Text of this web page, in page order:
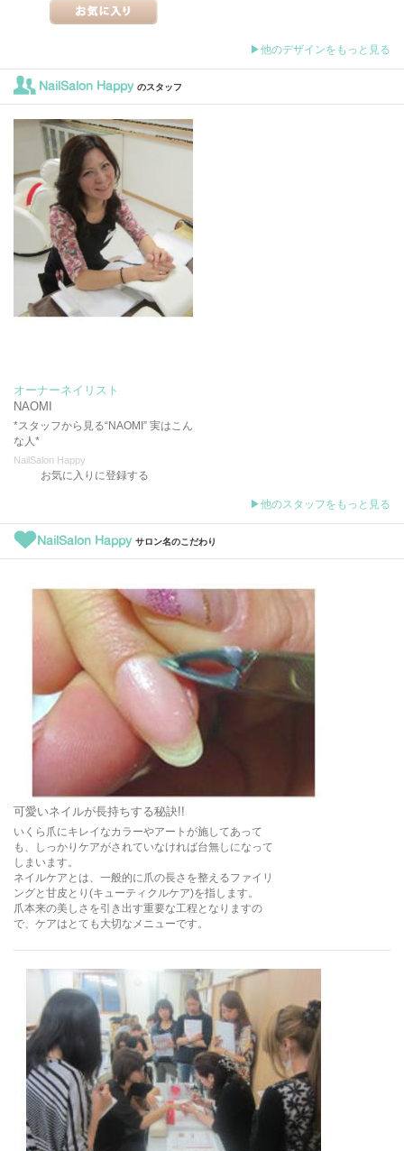
▶他のデザインをもっと見る
NailSalon Happy のスタッフ
オーナーネイリスト
NAOMI
*スタッフから見る“NAOMI” 実はこん
な人*
NailSalon Happy
お気に入りに登録する
▶他のスタッフをもっと見る
NailSalon Happy サロン名のこだわり
可愛いネイルが長持ちする秘訣!!
いくら爪にキレイなカラーやアートが施してあって
も、しっかりケアがされていなければ台無しになって
しまいます。
ネイルケアとは、一般的に爪の長さを整えるファイリ
ングと甘皮とり(キューティクルケア)を指します。
爪本来の美しさを引き出す重要な工程となりますの
で、ケアはとても大切なメニューです。